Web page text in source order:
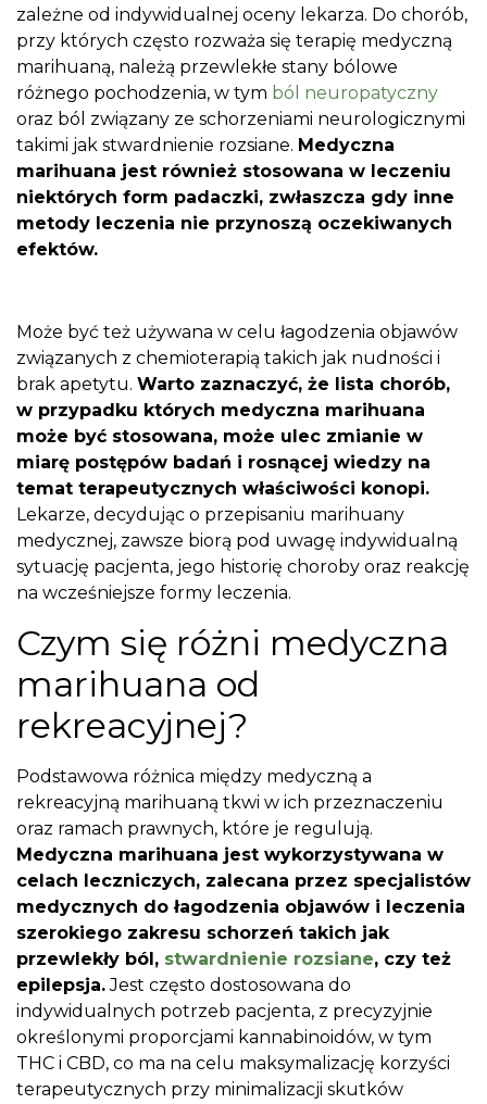
zależne od indywidualnej oceny lekarza. Do chorób,
przy których często rozważa się terapię medyczną
marihuaną, należą przewlekłe stany bólowe
różnego pochodzenia, w tym ból neuropatyczny
oraz ból związany ze schorzeniami neurologicznymi
takimi jak stwardnienie rozsiane. Medyczna
marihuana jest również stosowana w leczeniu
niektórych form padaczki, zwłaszcza gdy inne
metody leczenia nie przynoszą oczekiwanych
efektów.
Może być też używana w celu łagodzenia objawów
związanych z chemioterapią takich jak nudności i
brak apetytu. Warto zaznaczyć, że lista chorób,
w przypadku których medyczna marihuana
może być stosowana, może ulec zmianie w
miarę postępów badań i rosnącej wiedzy na
temat terapeutycznych właściwości konopi.
Lekarze, decydując o przepisaniu marihuany
medycznej, zawsze biorą pod uwagę indywidualną
sytuację pacjenta, jego historię choroby oraz reakcję
na wcześniejsze formy leczenia.
Czym się różni medyczna
marihuana od
rekreacyjnej?
Podstawowa różnica między medyczną a
rekreacyjną marihuaną tkwi w ich przeznaczeniu
oraz ramach prawnych, które je regulują.
Medyczna marihuana jest wykorzystywana w
celach leczniczych, zalecana przez specjalistów
medycznych do łagodzenia objawów i leczenia
szerokiego zakresu schorzeń takich jak
przewlekły ból, stwardnienie rozsiane, czy też
epilepsja.Jest często dostosowana do
indywidualnych potrzeb pacjenta, z precyzyjnie
określonymi proporcjami kannabinoidów, w tym
THC i CBD, co ma na celu maksymalizację korzyści
terapeutycznych przy minimalizacji skutków